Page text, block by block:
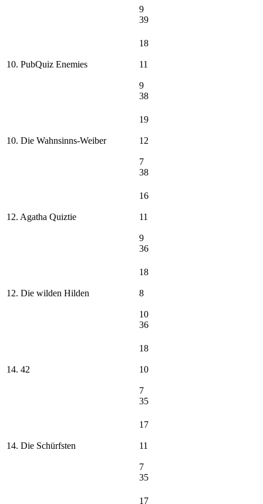
9
39
10. PubQuiz Enemies
18
11
9
38
10. Die Wahnsinns-Weiber
19
12
7
38
12. Agatha Quiztie
16
11
9
36
12. Die wilden Hilden
18
8
10
36
14. 42
18
10
7
35
14. Die Schürfsten
17
11
7
35
17